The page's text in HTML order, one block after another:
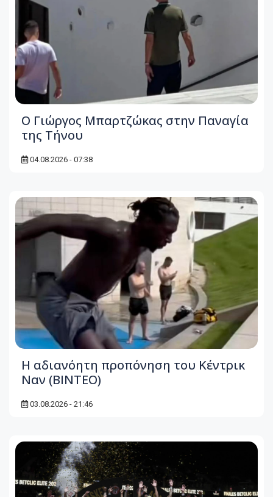
Ο Γιώργος Μπαρτζώκας στην Παναγία
της Τήνου
04.08.2026 - 07:38
Η αδιανόητη προπόνηση του Κέντρικ
Ναν (BINTEO)
03.08.2026 - 21:46